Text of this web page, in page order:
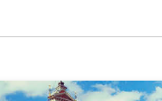
DD/MM/YY
שנה בשתי ספרות
DD/MM/YY